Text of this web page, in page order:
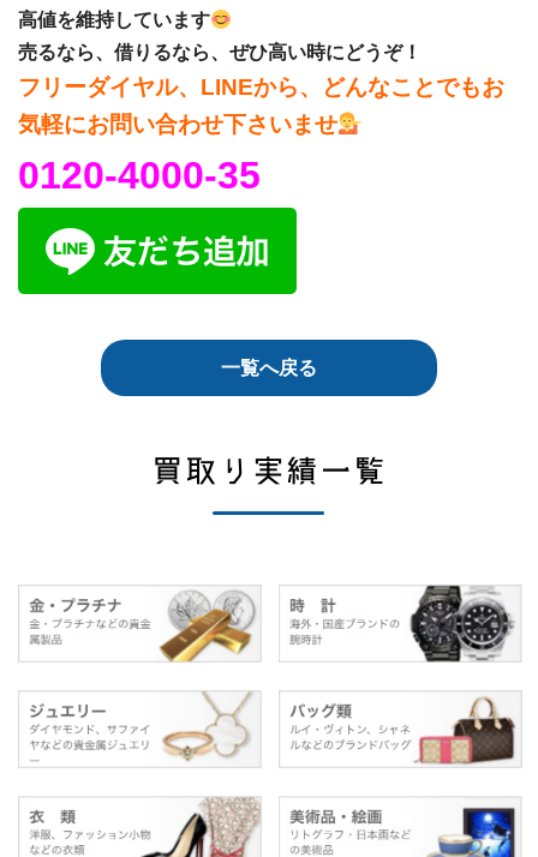
高値を維持しています
売るなら、借りるなら、ぜひ高い時にどうぞ！
フリーダイヤル、LINEから、どんなことでもお
気軽にお問い合わせ下さいませ
0120-4000-35
一覧へ戻る